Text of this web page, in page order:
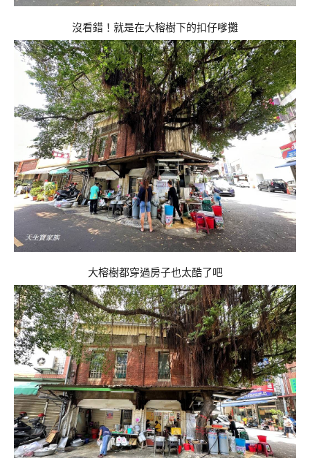
沒看錯！就是在大榕樹下的扣仔嗲攤
大榕樹都穿過房子也太酷了吧